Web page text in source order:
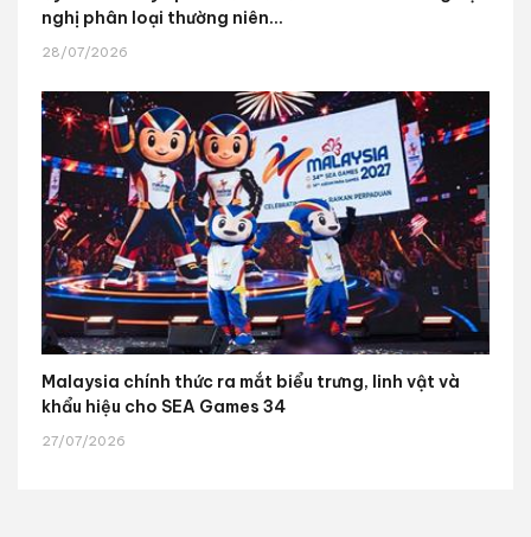
nghị phân loại thường niên...
28/07/2026
Malaysia chính thức ra mắt biểu trưng, linh vật và
khẩu hiệu cho SEA Games 34
27/07/2026